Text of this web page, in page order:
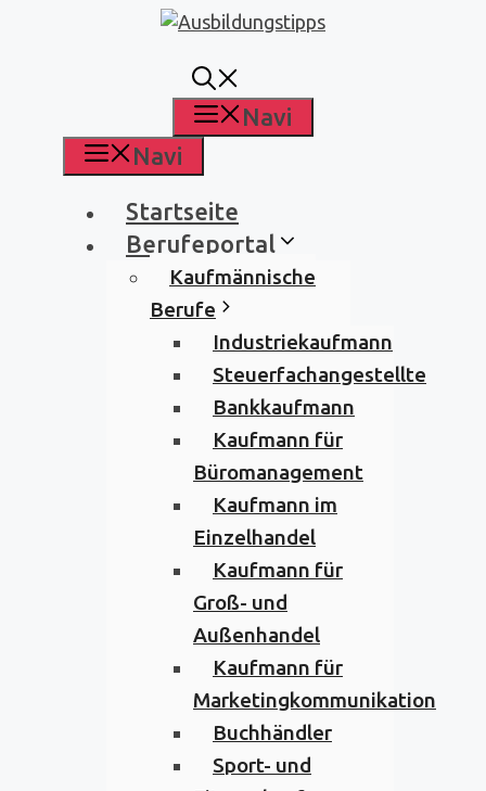
Navi
Navi
Startseite
Berufeportal
Kaufmännische
Berufe
Industriekaufmann
Steuerfachangestellte
Bankkaufmann
Kaufmann für
Büromanagement
Kaufmann im
Einzelhandel
Kaufmann für
Groß- und
Außenhandel
Kaufmann für
Marketingkommunikation
Buchhändler
Sport- und